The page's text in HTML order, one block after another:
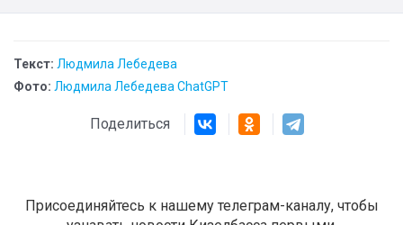
Текст: Людмила Лебедева
Фото: Людмила Лебедева ChatGPT
Поделиться
Присоединяйтесь к нашему телеграм-каналу, чтобы